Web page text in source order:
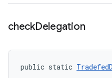
checkDelegation
public static